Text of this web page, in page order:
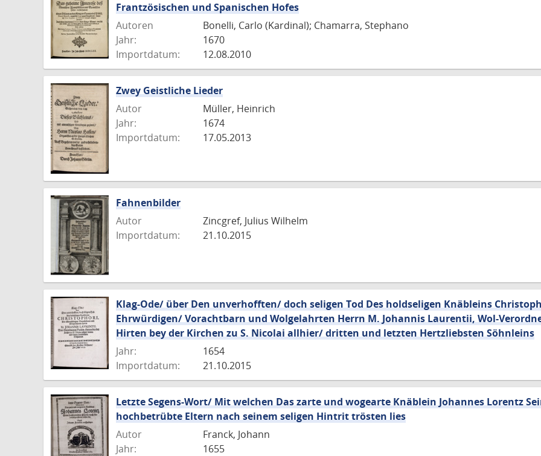
Frantzösischen und Spanischen Hofes
Autoren
Bonelli, Carlo (Kardinal); Chamarra, Stephano
Jahr:
1670
Importdatum:
12.08.2010
Zwey Geistliche Lieder
Autor
Müller, Heinrich
Jahr:
1674
Importdatum:
17.05.2013
Fahnenbilder
Autor
Zincgref, Julius Wilhelm
Importdatum:
21.10.2015
Klag-Ode/ über Den unverhofften/ doch seligen Tod Des holdseligen Knäbleins
Ehrwürdigen/ Vorachtbarn und Wolgelahrten Herrn M. Johannis Laurentii, Wol-
Hirten bey der Kirchen zu S. Nicolai allhier/ dritten und letzten Hertzliebsten Söhnleins
Jahr:
1654
Importdatum:
21.10.2015
Letzte Segens-Wort/ Mit welchen Das zarte und wogearte Knäblein Johannes Lorentz
hochbetrübte Eltern nach seinem seligen Hintrit trösten lies
Autor
Franck, Johann
Jahr:
1655